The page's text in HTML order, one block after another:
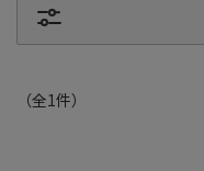
（全1件）